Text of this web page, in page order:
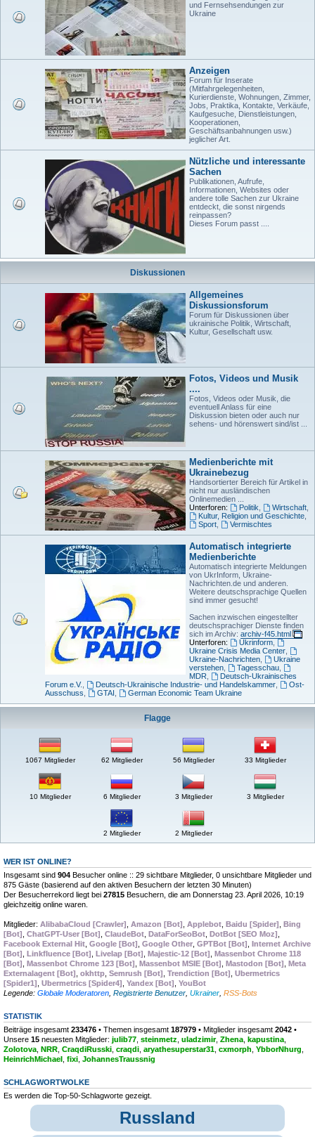
und Fernsehsendungen zur
Ukraine
Anzeigen
Forum für Inserate
(Mitfahrgelegenheiten,
Kurierdienste, Wohnungen, Zimmer,
Jobs, Praktika, Kontakte, Verkäufe,
Kaufgesuche, Dienstleistungen,
Kooperationen,
Geschäftsanbahnungen usw.)
jeglicher Art.
Nützliche und interessante
Sachen
Publikationen, Aufrufe,
Informationen, Websites oder
andere tolle Sachen zur Ukraine
entdeckt, die sonst nirgends
reinpassen?
Dieses Forum passt ....
Diskussionen
Allgemeines
Diskussionsforum
Forum für Diskussionen über
ukrainische Politik, Wirtschaft,
Kultur, Gesellschaft usw.
Fotos, Videos und Musik
....
Fotos, Videos oder Musik, die
eventuell Anlass für eine
Diskussion bieten oder auch nur
sehens- und hörenswert sind/ist ...
Medienberichte mit
Ukrainebezug
Handsortierter Bereich für Artikel in
nicht nur ausländischen
Onlinemedien ...
Unterforen:
Politik, Wirtschaft,
Kultur, Religion und Geschichte,
Sport, Vermischtes
Automatisch integrierte
Medienberichte
Automatisch integrierte Meldungen
von UkrInform, Ukraine-
Nachrichten.de und anderen.
Weitere deutschsprachige Quellen
sind immer gesucht!
Sachen inzwischen eingestellter
deutschsprachiger Dienste finden
sich im Archiv: archiv-f45.html
Unterforen:
Ukrinform,
Ukraine Crisis Media Center
Ukraine-Nachrichten
Ukraine
verstehen
Tagesschau,
MDR
Deutsch-Ukrainisches
Forum e.V.
Deutsch-Ukrainische Industrie- und Handelskammer,
Ost-
Ausschuss
GTAI German Economic Team Ukraine
Flagge
1067 Mitglieder 62 Mitglieder 56 Mitglieder 33 Mitglieder
10 Mitglieder 6 Mitglieder 3 Mitglieder 3 Mitglieder
2 Mitglieder 2 Mitglieder
WER IST ONLINE?
Insgesamt sind 904 Besucher online :: 29 sichtbare Mitglieder, 0 unsichtbare Mitglieder und
875 Gäste (basierend auf den aktiven Besuchern der letzten 30 Minuten)
Der Besucherrekord liegt bei 27815 Besuchern, die am Donnerstag 23. April 2026, 10:19
gleichzeitig online waren.
Mitglieder: AlibabaCloud [Crawler] Amazon [Bot] Applebot Baidu [Spider] Bing
[Bot] ChatGPT-User [Bot] ClaudeBot DataForSeoBot DotBot [SEO Moz]
Facebook External Hit Google [Bot] Google Other GPTBot [Bot] Internet Archive
[Bot] Linkfluence [Bot] Livelap [Bot] Majestic-12 [Bot] Massenbot Chrome 118
[Bot] Massenbot Chrome 123 [Bot] Massenbot MSIE [Bot] Mastodon [Bot] Meta
Externalagent [Bot] okhttp Semrush [Bot] Trendiction [Bot] Ubermetrics
[Spider1] Ubermetrics [Spider4] Yandex [Bot] YouBot
Legende: Globale Moderatoren Registrierte Benutzer Ukrainer RSS-Bots
STATISTIK
Beiträge insgesamt 233476 • Themen insgesamt 187979 • Mitglieder insgesamt 2042 •
Unsere 15 neuesten Mitglieder: julib77 steinmetz uladzimir, Zhena kapustina
Zolotova NRR CraqdiRusski craqdi aryathesuperstar31 cxmorph YbborNhurg
HeinrichMichael fixi JohannesTraussnig
SCHLAGWORTWOLKE
Es werden die Top-50-Schlagworte gezeigt.
Russland